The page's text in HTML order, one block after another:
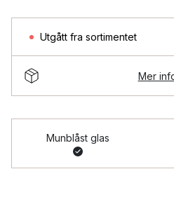
Utgått fra sortimentet
Mer
Munblåst glas